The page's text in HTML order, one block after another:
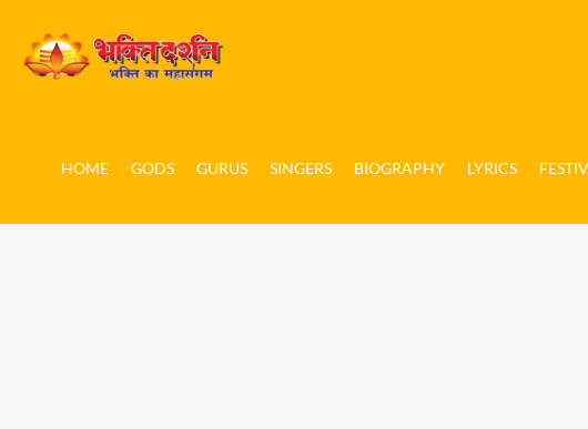
HOME GODS GURUS SINGERS BIOGRAPHY LYRICS